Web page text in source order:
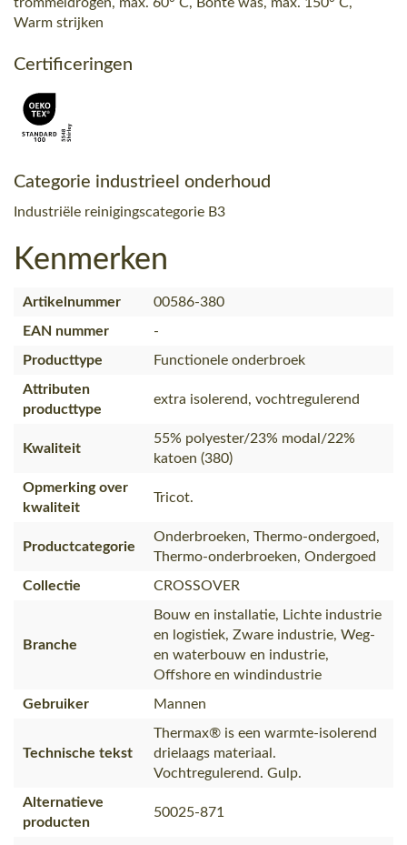
Warm strijken
Certificeringen
Categorie industrieel onderhoud
Industriële reinigingscategorie B3
Kenmerken
Artikelnummer
00586-380
EAN nummer
-
Producttype
Functionele onderbroek
Attributen
producttype
extra isolerend, vochtregulerend
Kwaliteit
55% polyester/23% modal/22%
katoen (380)
Opmerking over
kwaliteit
Tricot.
Productcategorie
Onderbroeken, Thermo-ondergoed,
Thermo-onderbroeken, Ondergoed
Collectie
CROSSOVER
Branche
Bouw en installatie, Lichte industrie
en logistiek, Zware industrie, Weg-
en waterbouw en industrie,
Offshore en windindustrie
Gebruiker
Mannen
Technische tekst
Thermax® is een warmte-isolerend
drielaags materiaal.
Vochtregulerend. Gulp.
Alternatieve
producten
50025-871